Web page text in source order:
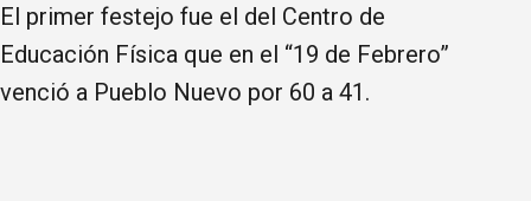
El primer festejo fue el del Centro de
Educación Física que en el “19 de Febrero”
venció a Pueblo Nuevo por 60 a 41.